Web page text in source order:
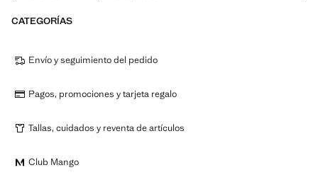
CATEGORÍAS
Envío y seguimiento del pedido
Pagos, promociones y tarjeta regalo
Tallas, cuidados y reventa de artículos
Club Mango